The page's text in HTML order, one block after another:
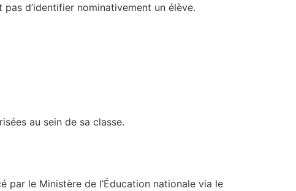
d’identifier nominativement un élève.
au sein de sa classe.
par le Ministère de l’Éducation nationale via le